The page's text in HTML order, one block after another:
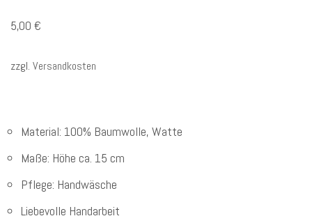
5,00 €
zzgl. Versandkosten
Material: 100% Baumwolle, Watte
Maße: Höhe ca. 15 cm
Pflege: Handwäsche
Liebevolle Handarbeit